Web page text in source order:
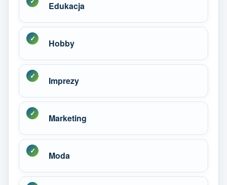
Edukacja
Hobby
Imprezy
Marketing
Moda